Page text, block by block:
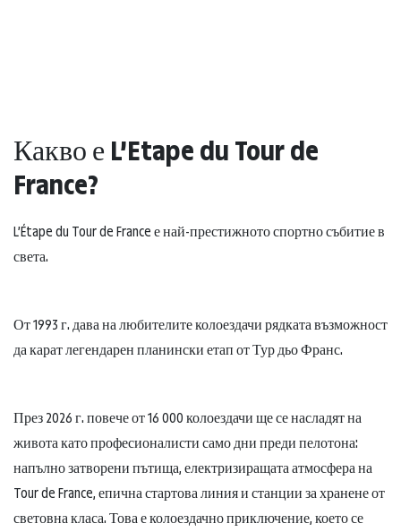
Какво е L’Etape du Tour de
France?
L’Étape du Tour de France е най-престижното спортно събитие в
света.
От 1993 г. дава на любителите колоездачи рядката възможност
да карат легендарен планински етап от Тур дьо Франс.
През 2026 г. повече от 16 000 колоездачи ще се насладят на
живота като професионалисти само дни преди пелотона:
напълно затворени пътища, електризиращата атмосфера на
Tour de France, епична стартова линия и станции за хранене от
световна класа. Това е колоездачно приключение, което се